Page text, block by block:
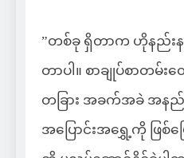
”တစ်ခု ရှိတာက ဟိုနည်း
တာပါ။ စာချုပ်စာတမ်း
တခြား အခက်အခဲ အနည်
အပြောင်းအရွှေ့ကို ဖြစ်